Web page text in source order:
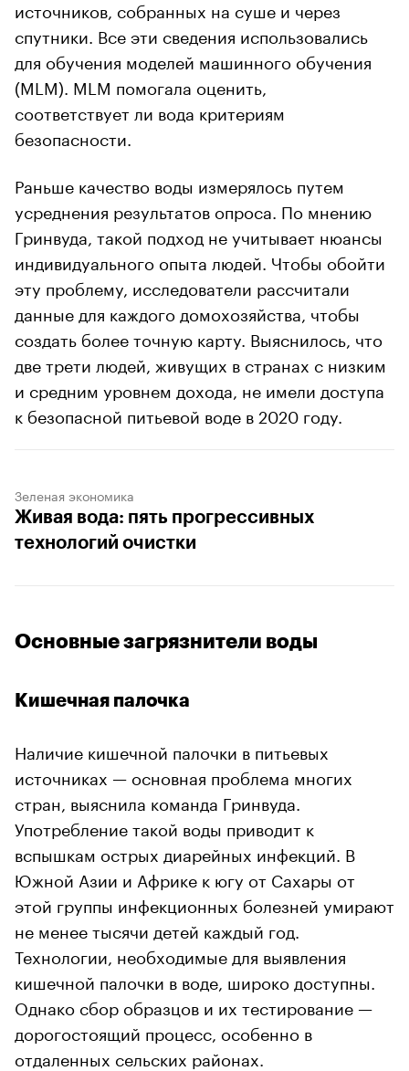
источников, собранных на суше и через
спутники. Все эти сведения использовались
для обучения моделей машинного обучения
(MLM). MLM помогала оценить,
соответствует ли вода критериям
безопасности.
Раньше качество воды измерялось путем
усреднения результатов опроса. По мнению
Гринвуда, такой подход не учитывает нюансы
индивидуального опыта людей. Чтобы обойти
эту проблему, исследователи рассчитали
данные для каждого домохозяйства, чтобы
создать более точную карту. Выяснилось, что
две трети людей, живущих в странах с низким
и средним уровнем дохода, не имели доступа
к безопасной питьевой воде в 2020 году.
Зеленая экономика
Живая вода: пять прогрессивных
технологий очистки
Основные загрязнители воды
Кишечная палочка
Наличие кишечной палочки в питьевых
источниках — основная проблема многих
стран, выяснила команда Гринвуда.
Употребление такой воды приводит к
вспышкам острых диарейных инфекций. В
Южной Азии и Африке к югу от Сахары от
этой группы инфекционных болезней умирают
не менее тысячи детей каждый год.
Технологии, необходимые для выявления
кишечной палочки в воде, широко доступны.
Однако сбор образцов и их тестирование —
дорогостоящий процесс, особенно в
отдаленных сельских районах.